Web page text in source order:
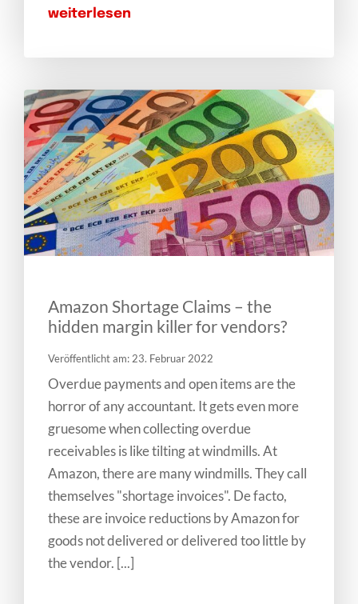
weiterlesen
Amazon Shortage Claims – the
hidden margin killer for vendors?
Veröffentlicht am: 23. Februar 2022
Overdue payments and open items are the
horror of any accountant. It gets even more
gruesome when collecting overdue
receivables is like tilting at windmills. At
Amazon, there are many windmills. They call
themselves "shortage invoices". De facto,
these are invoice reductions by Amazon for
goods not delivered or delivered too little by
the vendor. [...]